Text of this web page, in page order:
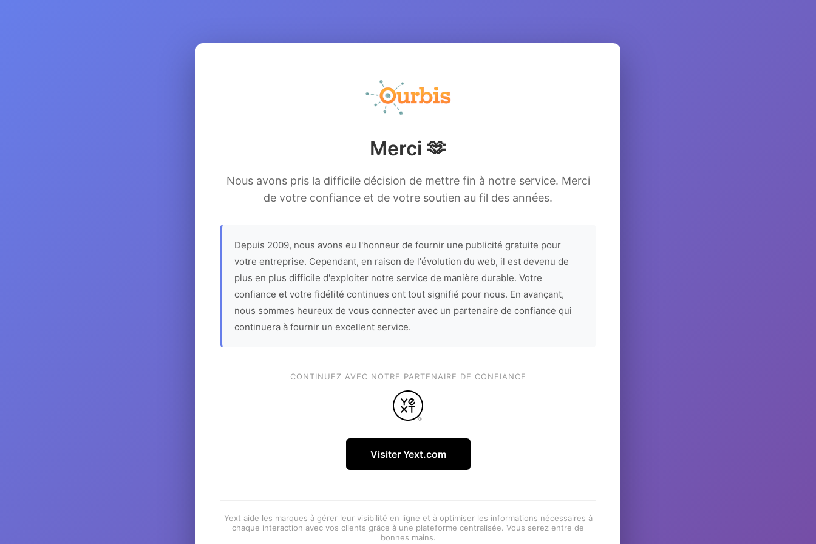
Merci 🫶
Nous avons pris la difficile décision de mettre fin à notre service. Merci
de votre confiance et de votre soutien au fil des années.
Depuis 2009, nous avons eu l'honneur de fournir une publicité gratuite pour
votre entreprise. Cependant, en raison de l'évolution du web, il est devenu de
plus en plus difficile d'exploiter notre service de manière durable. Votre
confiance et votre fidélité continues ont tout signifié pour nous. En avançant,
nous sommes heureux de vous connecter avec un partenaire de confiance qui
continuera à fournir un excellent service.
CONTINUEZ AVEC NOTRE PARTENAIRE DE CONFIANCE
Visiter Yext.com
Yext aide les marques à gérer leur visibilité en ligne et à optimiser les informations nécessaires à
chaque interaction avec vos clients grâce à une plateforme centralisée. Vous serez entre de
bonnes mains.